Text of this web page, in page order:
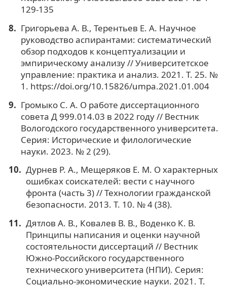
129-135
Григорьева А. В., Терентьев Е. А. Научное
руководство аспирантами: систематический
обзор подходов к концептуализации и
эмпирическому анализу // Университетское
управление: практика и анализ. 2021. Т. 25. №
1. https://doi.org/10.15826/umpa.2021.01.004
Громыко С. А. О работе диссертационного
совета Д 999.014.03 в 2022 году // Вестник
Вологодского государственного университета.
Серия: Исторические и филологические
науки. 2023. № 2 (29).
Дурнев Р. А., Мещеряков Е. М. О характерных
ошибках соискателей: вести с научного
фронта (часть 3) // Технологии гражданской
безопасности. 2013. Т. 10. № 4 (38).
Дятлов А. В., Ковалев В. В., Воденко К. В.
Принципы написания и оценки научной
состоятельности диссертаций // Вестник
Южно-Российского государственного
технического университета (НПИ). Серия:
Социально-экономические науки. 2021. Т.